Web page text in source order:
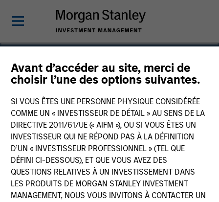
Avant d’accéder au site, merci de
choisir l’une des options suivantes.
SI VOUS ÊTES UNE PERSONNE PHYSIQUE CONSIDÉRÉE
COMME UN « INVESTISSEUR DE DÉTAIL » AU SENS DE LA
DIRECTIVE 2011/61/UE (« AIFM »), OU SI VOUS ÊTES UN
INVESTISSEUR QUI NE RÉPOND PAS À LA DÉFINITION
D’UN « INVESTISSEUR PROFESSIONNEL » (TEL QUE
DÉFINI CI-DESSOUS), ET QUE VOUS AVEZ DES
QUESTIONS RELATIVES À UN INVESTISSEMENT DANS
LES PRODUITS DE MORGAN STANLEY INVESTMENT
MANAGEMENT, NOUS VOUS INVITONS À CONTACTER UN
China Feihe